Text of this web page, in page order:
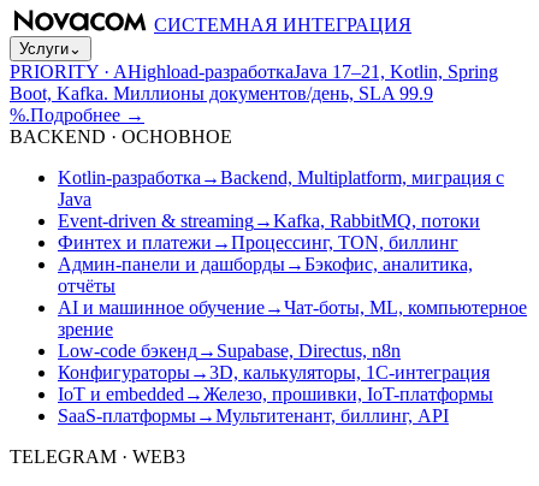
СИСТЕМНАЯ ИНТЕГРАЦИЯ
Услуги⌄
PRIORITY · AHighload-разработкаJava 17–21, Kotlin, Spring
Boot, Kafka. Миллионы документов/день, SLA 99.9
%.Подробнее →
BACKEND · ОСНОВНОЕ
Kotlin-разработка →Backend, Multiplatform, миграция с
Java
Event-driven & streaming→Kafka, RabbitMQ, потоки
Финтех и платежи →Процессинг, TON, биллинг
Админ-панели и дашборды→Бэкофис, аналитика,
отчёты
AI и машинное обучение→Чат-боты, ML, компьютерное
зрение
Low-code бэкенд→ Supabase, Directus, n8n
Конфигураторы→3D, калькуляторы, 1С-интеграция
IoT и embedded →Железо, прошивки, IoT-платформы
SaaS-платформы→Мультитенант, биллинг, API
TELEGRAM · WEB3